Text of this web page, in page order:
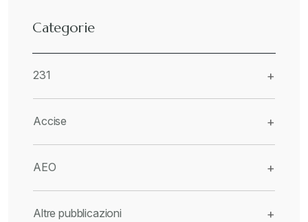
Categorie
231 +
Accise +
AEO +
Altre pubblicazioni +